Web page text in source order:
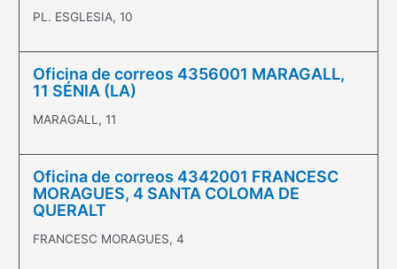
PL. ESGLESIA, 10
Oficina de correos 4356001 MARAGALL,
11 SÉNIA (LA)
MARAGALL, 11
Oficina de correos 4342001 FRANCESC
MORAGUES, 4 SANTA COLOMA DE
QUERALT
FRANCESC MORAGUES, 4